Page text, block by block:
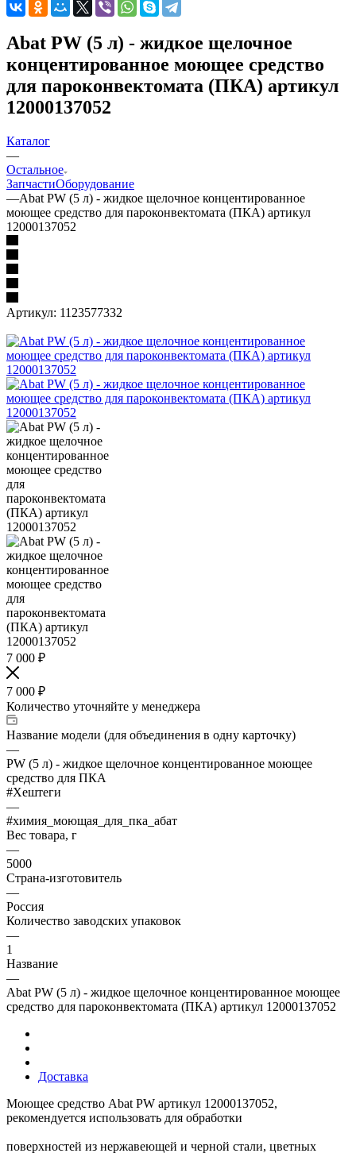
Abat PW (5 л) - жидкое щелочное
концентированное моющее средство
для пароконвектомата (ПКА) артикул
12000137052
Каталог
—
Остальное
ЗапчастиОборудование
—Abat PW (5 л) - жидкое щелочное концентированное
моющее средство для пароконвектомата (ПКА) артикул
12000137052
Артикул: 1123577332
7 000 ₽
7 000 ₽
Количество уточняйте у менеджера
Название модели (для объединения в одну карточку)
—
PW (5 л) - жидкое щелочное концентированное моющее
средство для ПКА
#Хештеги
—
#химия_моющая_для_пка_абат
Вес товара, г
—
5000
Страна-изготовитель
—
Россия
Количество заводских упаковок
—
1
Название
—
Abat PW (5 л) - жидкое щелочное концентированное моющее
средство для пароконвектомата (ПКА) артикул 12000137052
Доставка
Моющее средство Abat PW артикул 12000137052,
рекомендуется использовать для обработки
поверхностей из нержавеющей и черной стали, цветных